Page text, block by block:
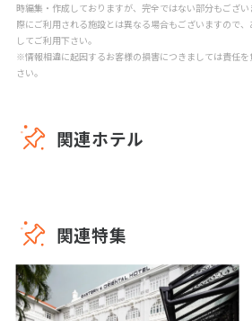
時編集・作成しておりますが、完全ではない部分もござ
際にご利用される施設とは異なる場合もございますので
してご利用下さい。
※情報相違に起因するお客様の損害につきましては責任
さい。
関連ホテル
関連特集